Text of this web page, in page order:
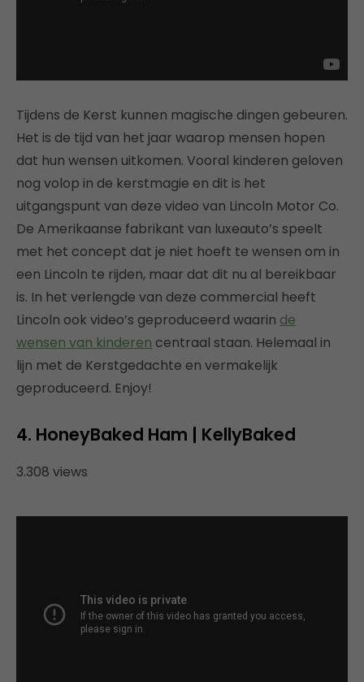
Tijdens de Kerst kunnen magische dingen gebeuren.
Het is de tijd van het jaar waarop mensen hopen
dat hun wensen uitkomen. Vooral kinderen geloven
nog volop in de kerstmagie en dit is het
uitgangspunt van deze video van Lincoln Motor Co.
De Amerikaanse fabrikant van luxeauto’s speelt
met het concept dat je niet hoeft te wensen om in
een Lincoln te rijden, maar dat dit nu al bereikbaar
is. In het verlengde van deze commercial heeft
Lincoln ook video’s geproduceerd waarin de
wensen van kinderen centraal staan. Helemaal in
lijn met de Kerstgedachte en vermakelijk
geproduceerd. Enjoy!
4. HoneyBaked Ham | KellyBaked
3.308 views